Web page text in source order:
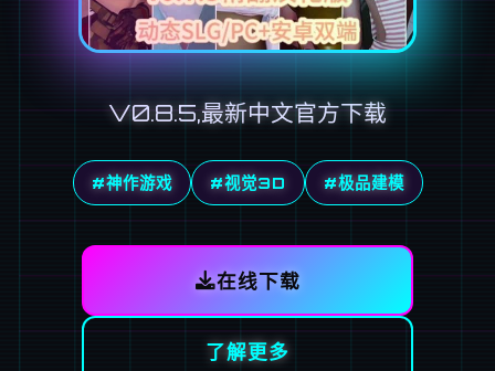
V0.8.5,最新中文官方下载
#神作游戏 #视觉3D #极品建模
在线下载
了解更多